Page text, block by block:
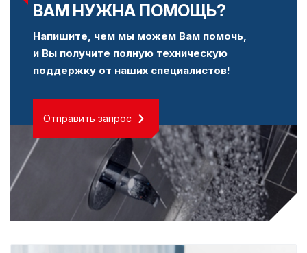
ВАМ НУЖНА ПОМОЩЬ?
Напишите, чем мы можем Вам помочь,
и Вы получите полную техническую
поддержку от наших специалистов!
Отправить запрос